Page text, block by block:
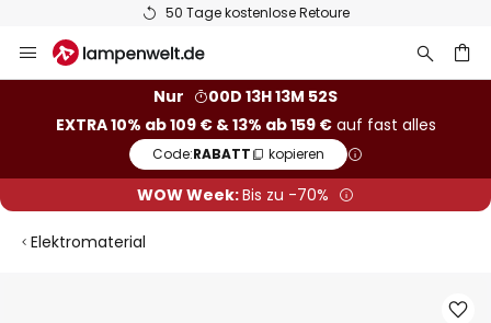
50 Tage kostenlose Retoure
Inhalt
Nur
00D 13H 13M 51S
EXTRA 10% ab 109 € & 13% ab 159 €auf fast alles
Code:RABATT kopieren
WOW Week:Bis zu -70%
Elektromaterial